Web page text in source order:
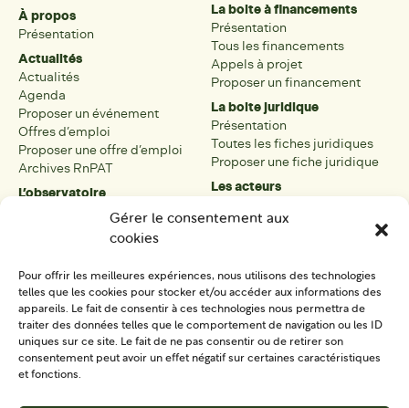
Gérer le consentement aux
cookies
Pour offrir les meilleures expériences, nous utilisons des technologies
telles que les cookies pour stocker et/ou accéder aux informations des
appareils. Le fait de consentir à ces technologies nous permettra de
traiter des données telles que le comportement de navigation ou les ID
uniques sur ce site. Le fait de ne pas consentir ou de retirer son
consentement peut avoir un effet négatif sur certaines caractéristiques
et fonctions.
À propos
Présentation
Actualités
Actualités
Agenda
Proposer un événement
Offres d’emploi
Proposer une offre d’emploi
Archives RnPAT
L’observatoire
Présentation de l’observatoire
La boîte à outils
Présentation
Tous les outils
Proposer un outil
La boite à financements
Présentation
Tous les financements
Appels à projet
Proposer un financement
La boite juridique
Présentation
Toutes les fiches juridiques
Proposer une fiche juridique
Les acteurs
Tous les acteurs